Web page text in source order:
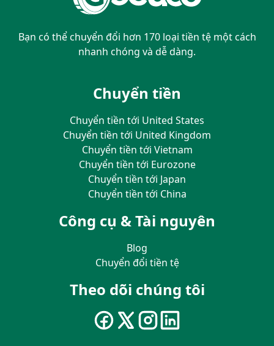
Bạn có thể chuyển đổi hơn 170 loại tiền tệ một cách
nhanh chóng và dễ dàng.
Chuyển tiền
Chuyển tiền tới United States
Chuyển tiền tới United Kingdom
Chuyển tiền tới Vietnam
Chuyển tiền tới Eurozone
Chuyển tiền tới Japan
Chuyển tiền tới China
Công cụ & Tài nguyên
Blog
Chuyển đổi tiền tệ
Theo dõi chúng tôi